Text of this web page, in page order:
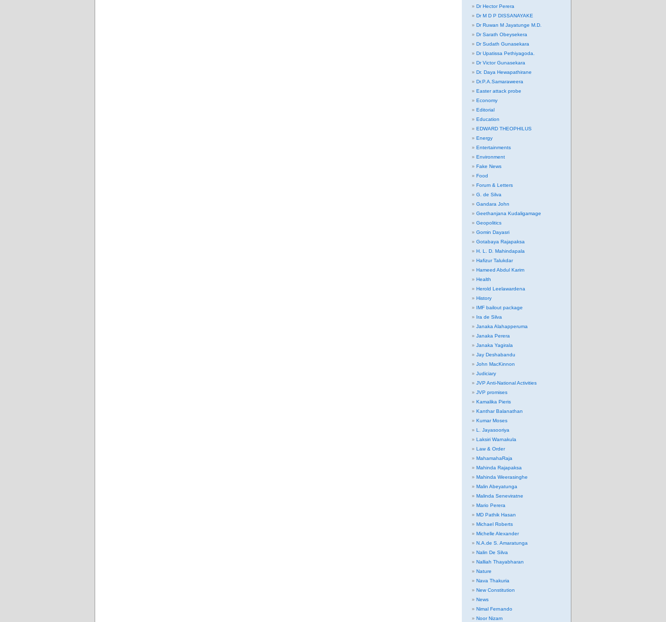
Dr Hector Perera
Dr M D P DISSANAYAKE
Dr Ruwan M Jayatunge M.D.
Dr Sarath Obeysekera
Dr Sudath Gunasekara
Dr Upatissa Pethiyagoda.
Dr Victor Gunasekara
Dr. Daya Hewapathirane
Dr.P.A.Samaraweera
Easter attack probe
Economy
Editorial
Education
EDWARD THEOPHILUS
Energy
Entertainments
Environment
Fake News
Food
Forum & Letters
G. de Silva
Gandara John
Geethanjana Kudaligamage
Geopolitics
Gomin Dayasri
Gotabaya Rajapaksa
H. L. D. Mahindapala
Hafizur Talukdar
Hameed Abdul Karim
Health
Herold Leelawardena
History
IMF bailout package
Ira de Silva
Janaka Alahapperuma
Janaka Perera
Janaka Yagirala
Jay Deshabandu
John MacKinnon
Judiciary
JVP Anti-National Activities
JVP promises
Kamalika Pieris
Kanthar Balanathan
Kumar Moses
L. Jayasooriya
Laksiri Warnakula
Law & Order
MahamahaRaja
Mahinda Rajapaksa
Mahinda Weerasinghe
Malin Abeyatunga
Malinda Seneviratne
Mario Perera
MD Pathik Hasan
Michael Roberts
Michelle Alexander
N.A.de S. Amaratunga
Nalin De Silva
Nalliah Thayabharan
Nature
Nava Thakuria
New Constitution
News
Nimal Fernando
Noor Nizam